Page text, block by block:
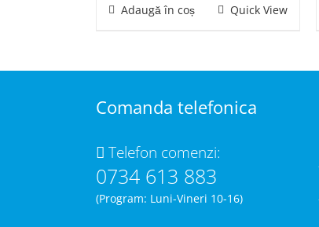
Adaugă în coș Quick View
Comanda telefonica
Telefon comenzi:
0734 613 883
(Program: Luni-Vineri 10-16)